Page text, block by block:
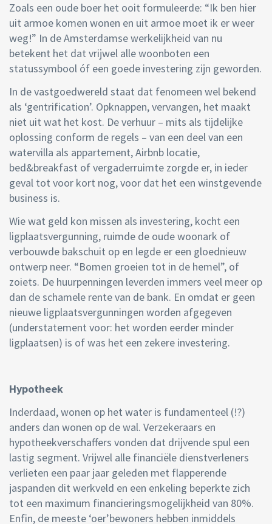
Zoals een oude boer het ooit formuleerde: “Ik ben hier
uit armoe komen wonen en uit armoe moet ik er weer
weg!” In de Amsterdamse werkelijkheid van nu
betekent het dat vrijwel alle woonboten een
statussymbool óf een goede investering zijn geworden.
In de vastgoedwereld staat dat fenomeen wel bekend
als ‘gentrification’. Opknappen, vervangen, het maakt
niet uit wat het kost. De verhuur – mits als tijdelijke
oplossing conform de regels – van een deel van een
watervilla als appartement, Airbnb locatie,
bed&breakfast of vergaderruimte zorgde er, in ieder
geval tot voor kort nog, voor dat het een winstgevende
business is.
Wie wat geld kon missen als investering, kocht een
ligplaatsvergunning, ruimde de oude woonark of
verbouwde bakschuit op en legde er een gloednieuw
ontwerp neer. “Bomen groeien tot in de hemel”, of
zoiets. De huurpenningen leverden immers veel meer op
dan de schamele rente van de bank. En omdat er geen
nieuwe ligplaatsvergunningen worden afgegeven
(understatement voor: het worden eerder minder
ligplaatsen) is of was het een zekere investering.
Hypotheek
Inderdaad, wonen op het water is fundamenteel (!?)
anders dan wonen op de wal. Verzekeraars en
hypotheekverschaffers vonden dat drijvende spul een
lastig segment. Vrijwel alle financiële dienstverleners
verlieten een paar jaar geleden met flapperende
jaspanden dit werkveld en een enkeling beperkte zich
tot een maximum financieringsmogelijkheid van 80%.
Enfin, de meeste ‘oer’bewoners hebben inmiddels